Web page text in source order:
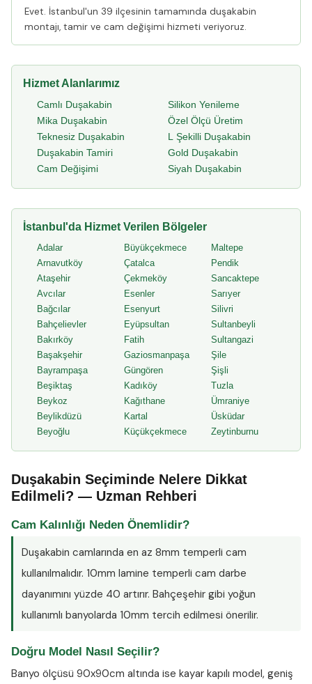
Evet. İstanbul'un 39 ilçesinin tamamında duşakabin
montajı, tamir ve cam değişimi hizmeti veriyoruz.
Hizmet Alanlarımız
Camlı Duşakabin
Mika Duşakabin
Teknesiz Duşakabin
Duşakabin Tamiri
Cam Değişimi
Silikon Yenileme
Özel Ölçü Üretim
L Şekilli Duşakabin
Gold Duşakabin
Siyah Duşakabin
İstanbul'da Hizmet Verilen Bölgeler
Adalar
Arnavutköy
Ataşehir
Avcılar
Bağcılar
Bahçelievler
Bakırköy
Başakşehir
Bayrampaşa
Beşiktaş
Beykoz
Beylikdüzü
Beyoğlu
Büyükçekmece
Çatalca
Çekmeköy
Esenler
Esenyurt
Eyüpsultan
Fatih
Gaziosmanpaşa
Güngören
Kadıköy
Kağıthane
Kartal
Küçükçekmece
Maltepe
Pendik
Sancaktepe
Sarıyer
Silivri
Sultanbeyli
Sultangazi
Şile
Şişli
Tuzla
Ümraniye
Üsküdar
Zeytinburnu
Duşakabin Seçiminde Nelere Dikkat
Edilmeli? — Uzman Rehberi
Cam Kalınlığı Neden Önemlidir?
Duşakabin camlarında en az 8mm temperli cam
kullanılmalıdır. 10mm lamine temperli cam darbe
dayanımını yüzde 40 artırır. Bahçeşehir gibi yoğun
kullanımlı banyolarda 10mm tercih edilmesi önerilir.
Doğru Model Nasıl Seçilir?
Banyo ölçüsü 90x90cm altında ise kayar kapılı model, geniş